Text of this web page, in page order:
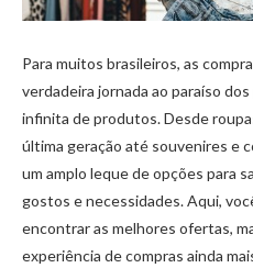
Para muitos brasileiros, as
verdadeira jornada ao paraíso
infinita de produtos. Desde
última geração até souvenires e
um amplo leque de opções para
gostos e necessidades. Aqui,
encontrar as melhores ofertas,
experiência de compras ainda